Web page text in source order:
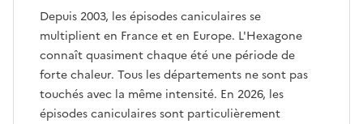
Depuis 2003, les épisodes caniculaires se
multiplient en France et en Europe. L'Hexagone
connaît quasiment chaque été une période de
forte chaleur. Tous les départements ne sont pas
touchés avec la même intensité. En 2026, les
épisodes caniculaires sont particulièrement